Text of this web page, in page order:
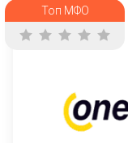
Топ МФО